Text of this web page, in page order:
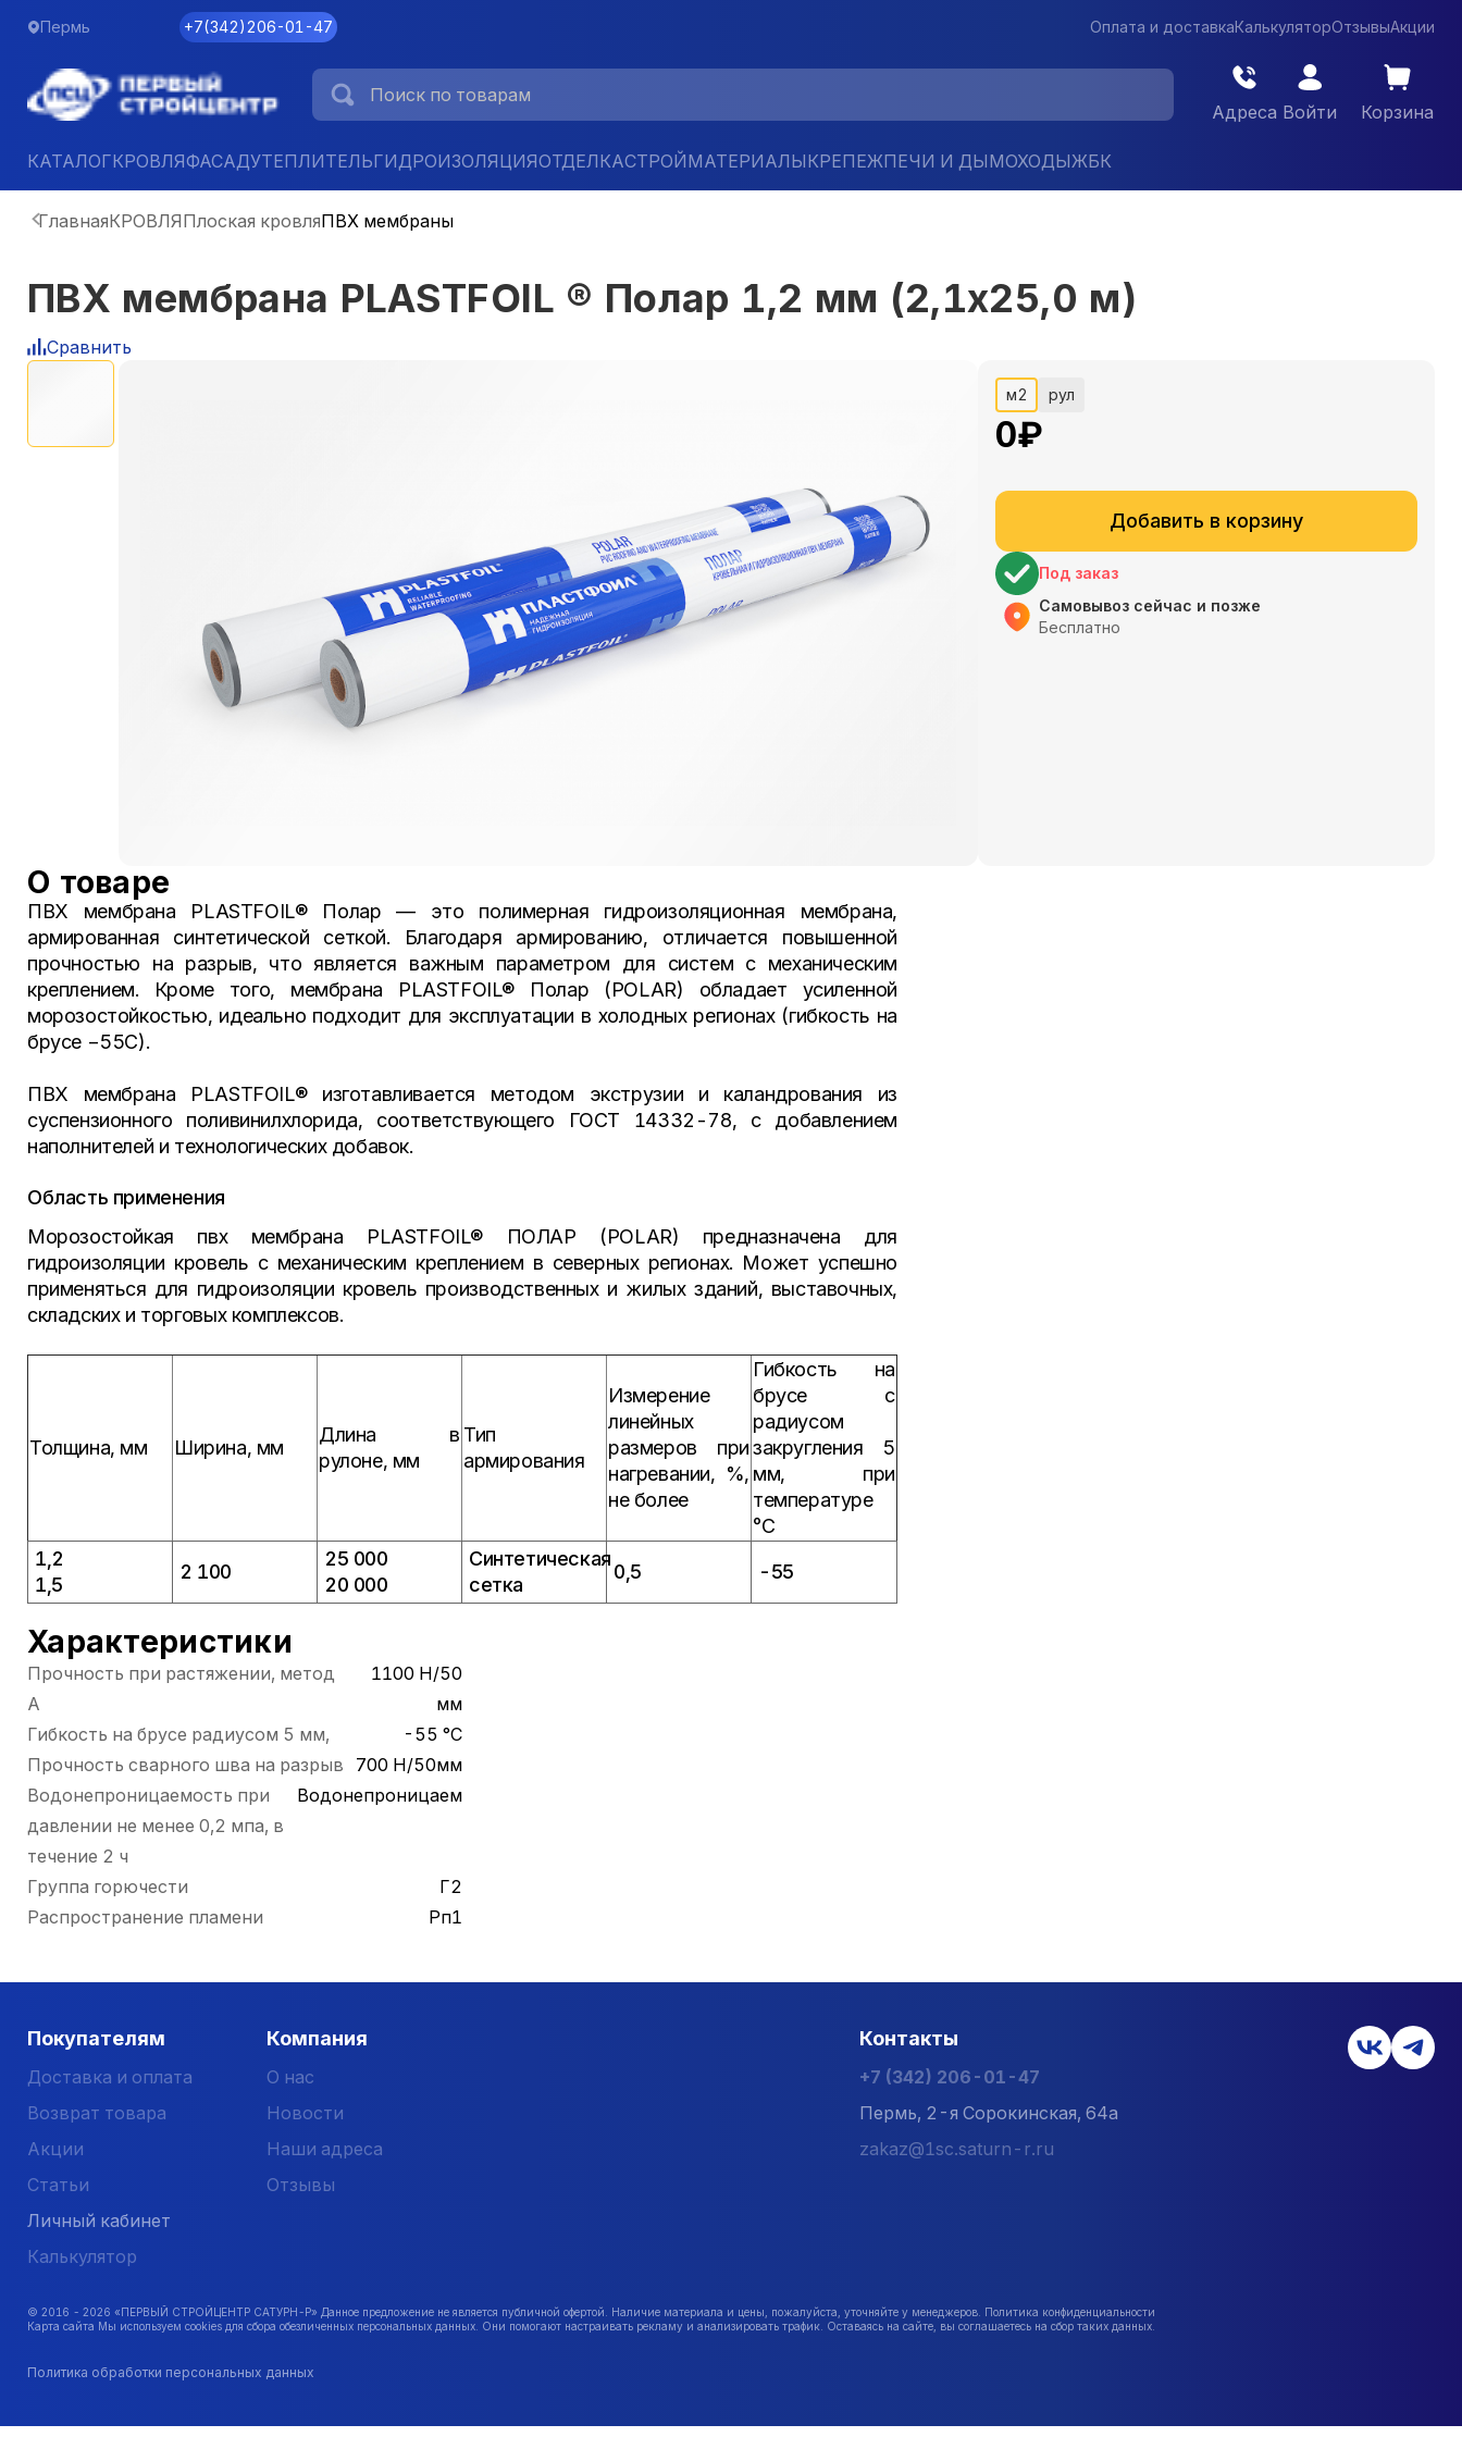
Пермь +7(342)206-01-47 Оплата и доставкаКалькуляторОтзывыАкции
Адреса Войти Корзина
КАТАЛОГКРОВЛЯФАСАДУТЕПЛИТЕЛЬГИДРОИЗОЛЯЦИЯОТДЕЛКАСТРОЙМАТЕРИАЛЫКРЕПЕЖПЕЧИ И ДЫМОХОДЫЖБК
ГлавнаяКРОВЛЯПлоская кровляПВХ мембраны
ПВХ мембрана PLASTFOIL ® Полар 1,2 мм (2,1х25,0 м)
Сравнить
м2 рул
0₽
Добавить в корзину
Под заказ
Самовывоз сейчас и позже
Бесплатно
О товаре
ПВХ мембрана PLASTFOIL® Полар — это полимерная гидроизоляционная мембрана,
армированная синтетической сеткой. Благодаря армированию, отличается повышенной
прочностью на разрыв, что является важным параметром для систем с механическим
креплением. Кроме того, мембрана PLASTFOIL® Полар (POLAR) обладает усиленной
морозостойкостью, идеально подходит для эксплуатации в холодных регионах (гибкость на
брусе −55С).
ПВХ мембрана PLASTFOIL® изготавливается методом экструзии и каландрования из
суспензионного поливинилхлорида, соответствующего ГОСТ 14332-78, с добавлением
наполнителей и технологических добавок.
Область применения
Морозостойкая пвх мембрана PLASTFOIL® ПОЛАР (POLAR) предназначена для
гидроизоляции кровель с механическим креплением в северных регионах. Может успешно
применяться для гидроизоляции кровель производственных и жилых зданий, выставочных,
складских и торговых комплексов.
Толщина, мм Ширина, мм
Длина в
рулоне, мм
Тип
армирования
Измерение
линейных
размеров при
нагревании, %,
не более
Гибкость на
брусе с
радиусом
закругления 5
мм, при
температуре
°С
1,2
1,5
2 100
25 000
20 000
Синтетическая
сетка
0,5 -55
Характеристики
Прочность при растяжении, метод
А
1100 Н/50
мм
Гибкость на брусе радиусом 5 мм,
-55 °С
Прочность сварного шва на разрыв
700 Н/50мм
Водонепроницаемость при
давлении не менее 0,2 мпа, в
течение 2 ч
Водонепроницаем
Группа горючести
Г2
Распространение пламени
Рп1
Покупателям
Доставка и оплата
Возврат товара
Акции
Статьи
Личный кабинет
Калькулятор
Компания
О нас
Новости
Наши адреса
Отзывы
Контакты
+7 (342) 206-01-47
Пермь, 2-я Сорокинская, 64а
zakaz@1sc.saturn-r.ru
© 2016 - 2026 «ПЕРВЫЙ СТРОЙЦЕНТР САТУРН-Р» Данное предложение не является публичной офертой. Наличие материала и цены, пожалуйста, уточняйте у менеджеров. Политика конфиденциальности
Карта сайта Мы используем cookies для сбора обезличенных персональных данных. Они помогают настраивать рекламу и анализировать трафик. Оставаясь на сайте, вы соглашаетесь на сбор таких данных.
Политика обработки персональных данных